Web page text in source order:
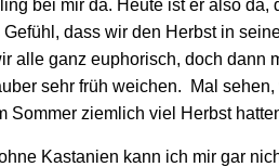
bei mir da. Heute ist er also
Gefühl, dass wir den Herbst in
alle ganz euphorisch, doch dann
sehr früh weichen. Mal
Sommer ziemlich viel Herbst
Kastanien kann ich mir gar